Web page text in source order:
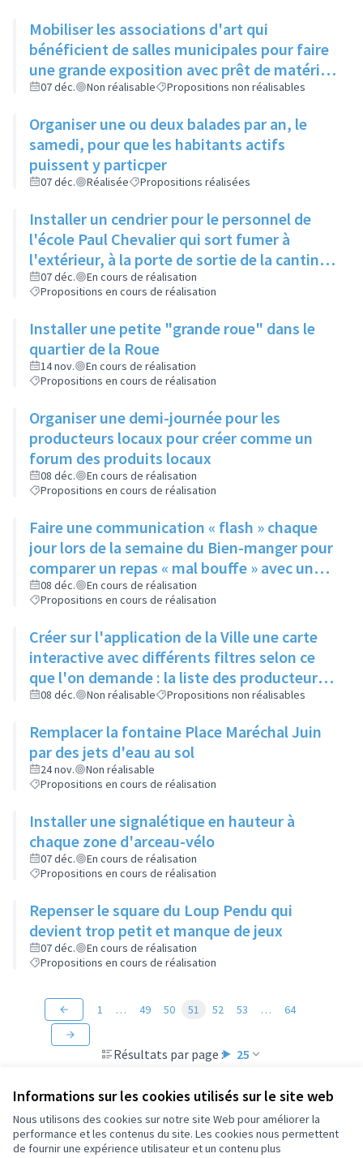
Informations sur les cookies utilisés sur le site web
Nous utilisons des cookies sur notre site Web pour améliorer la
performance et les contenus du site. Les cookies nous permettent
de fournir une expérience utilisateur et un contenu plus
Mobiliser les associations d'art qui
bénéficient de salles municipales pour faire
une grande exposition avec prêt de matériel
par la ville
07 déc. Non réalisable Propositions non réalisables
Organiser une ou deux balades par an, le
samedi, pour que les habitants actifs
puissent y particper
07 déc. Réalisée Propositions réalisées
Installer un cendrier pour le personnel de
l'école Paul Chevalier qui sort fumer à
l'extérieur, à la porte de sortie de la cantine
de l'école maternelle
07 déc.
En cours de réalisation
Propositions en cours de réalisation
Installer une petite "grande roue" dans le
quartier de la Roue
14 nov.
En cours de réalisation
Propositions en cours de réalisation
Organiser une demi-journée pour les
producteurs locaux pour créer comme un
forum des produits locaux
08 déc.
En cours de réalisation
Propositions en cours de réalisation
Faire une communication « flash » chaque
jour lors de la semaine du Bien-manger pour
comparer un repas « mal bouffe » avec un
repas sain peu onéreux ayant les mêmes
bases sur tous les réseaux de la ville
(Facebook, site internet) mais aussi sur la
nouvelle application
08 déc.
En cours de réalisation
Propositions en cours de réalisation
Créer sur l'application de la Ville une carte
interactive avec différents filtres selon ce
que l'on demande : la liste des producteurs
locaux et artisans avec leurs horaires, s’ils
restaurants, les marchés, le planning de ce
qu’il se passe dans la ville toute association
confondue, semaine par semaine
08 déc. Non réalisable Propositions non réalisables
Remplacer la fontaine Place Maréchal Juin
par des jets d'eau au sol
24 nov.
Non réalisable
Propositions en cours de réalisation
Installer une signalétique en hauteur à
chaque zone d'arceau-vélo
07 déc.
En cours de réalisation
Propositions en cours de réalisation
Repenser le square du Loup Pendu qui
devient trop petit et manque de jeux
07 déc.
En cours de réalisation
Propositions en cours de réalisation
Résultats par page : 25
1 … 49 50 51 52 53 … 64
Conditions d'utilisation
Paramètres des cookies